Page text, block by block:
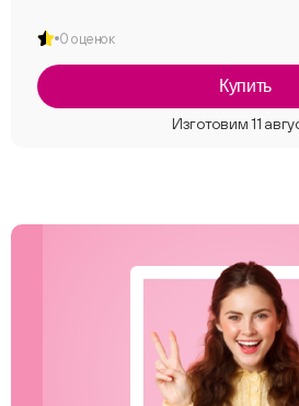
0 оценок
Купить